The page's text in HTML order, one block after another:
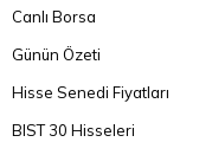
Canlı Borsa
Günün Özeti
Hisse Senedi Fiyatları
BIST 30 Hisseleri